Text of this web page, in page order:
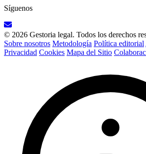
Síguenos
© 2026 Gestoria legal. Todos los derechos
Sobre nosotros Metodología Política editorial
Privacidad Cookies Mapa del Sitio